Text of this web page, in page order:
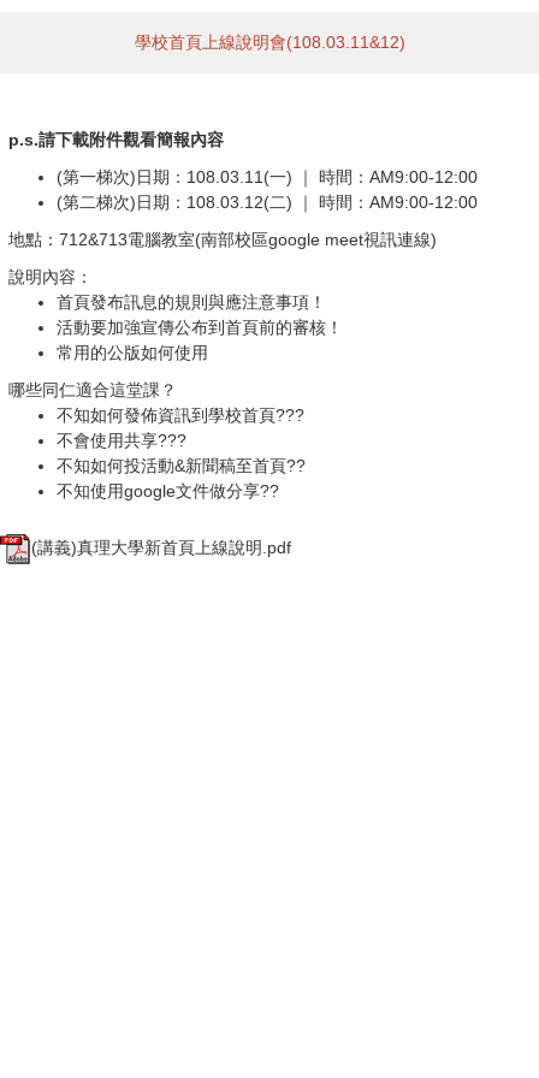
學校首頁上線說明會(108.03.11&12)
p.s.請下載附件觀看簡報內容
(第一梯次)日期：108.03.11(一) ｜ 時間：AM9:00-12:00
(第二梯次)日期：108.03.12(二) ｜ 時間：AM9:00-12:00
地點：712&713電腦教室(南部校區google meet視訊連線)
說明內容：
首頁發布訊息的規則與應注意事項！
活動要加強宣傳公布到首頁前的審核！
常用的公版如何使用
哪些同仁適合這堂課？
不知如何發佈資訊到學校首頁???
不會使用共享???
不知如何投活動&新聞稿至首頁??
不知使用google文件做分享??
(講義)真理大學新首頁上線說明.pdf